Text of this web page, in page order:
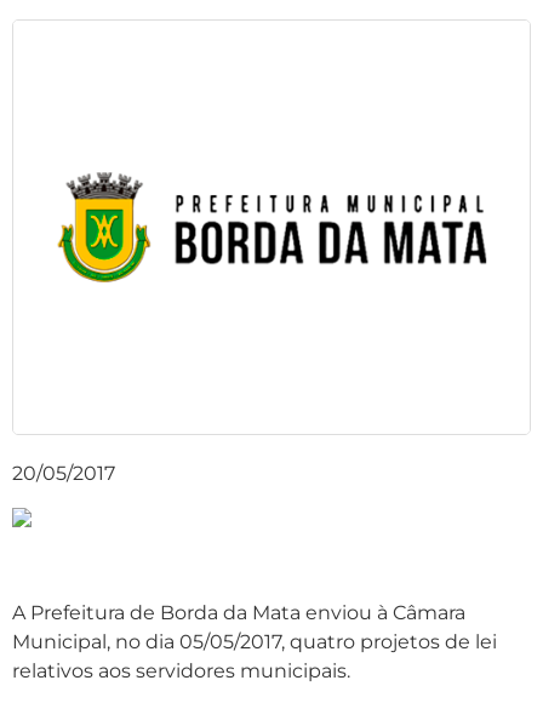
20/05/2017
A Prefeitura de Borda da Mata enviou à Câmara
Municipal, no dia 05/05/2017, quatro projetos de lei
relativos aos servidores municipais.